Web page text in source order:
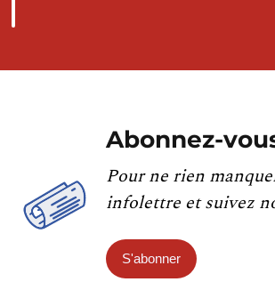
Abonnez-
Pour ne rien
infolettre et suivez
S'abonner